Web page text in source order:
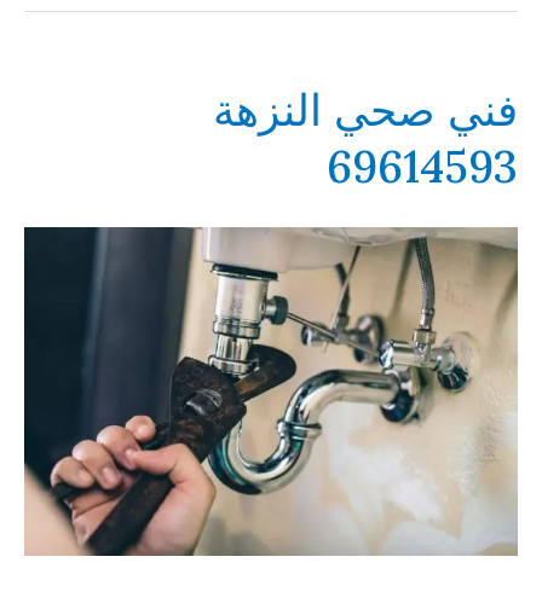
فني صحي النزهة
69614593